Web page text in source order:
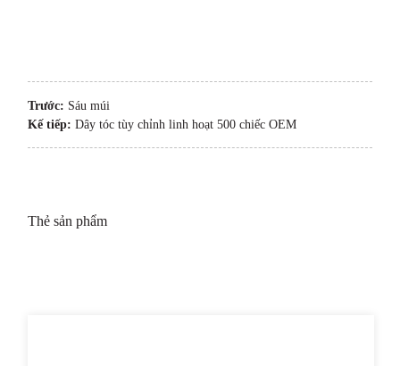
Trước: Sáu múi
Kế tiếp: Dây tóc tùy chỉnh linh hoạt 500 chiếc OEM
Thẻ sản phẩm